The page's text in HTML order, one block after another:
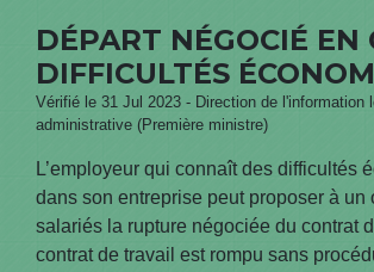
DÉPART NÉGOCIÉ EN
DIFFICULTÉS
Vérifié le 31 Jul 2023 - Direction de l'information
administrative (Première ministre)
L’employeur qui connaît des difficultés
dans son entreprise peut proposer à un
salariés la rupture négociée du contrat
contrat de travail est rompu sans